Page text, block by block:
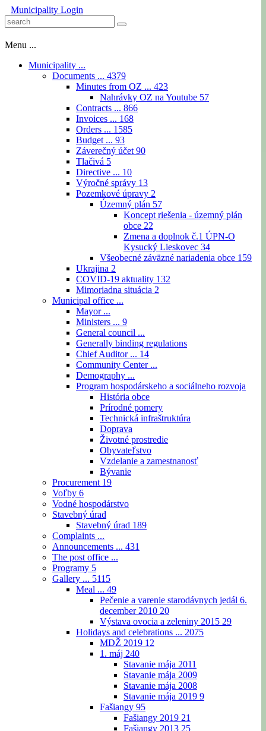
Municipality Login
Menu ...
Municipality ...
Documents ... 4379
Minutes from OZ ... 423
Nahrávky OZ na Youtube 57
Contracts ... 866
Invoices ... 168
Orders ... 1585
Budget ... 93
Záverečný účet 90
Tlačivá 5
Directive ... 10
Výročné správy 13
Pozemkové úpravy 2
Územný plán 57
Koncept riešenia - územný plán
obce 22
Zmena a doplnok č.1 ÚPN-O
Kysucký Lieskovec 34
Všeobecné záväzné nariadenia obce 159
Ukrajina 2
COVID-19 aktuality 132
Mimoriadna situácia 2
Municipal office ...
Mayor ...
Ministers ... 9
General council ...
Generally binding regulations
Chief Auditor ... 14
Community Center ...
Demography ...
Program hospodárskeho a sociálneho rozvoja
História obce
Prírodné pomery
Technická infraštruktúra
Doprava
Životné prostredie
Obyvateľstvo
Vzdelanie a zamestnanosť
Bývanie
Procurement 19
Voľby 6
Vodné hospodárstvo
Stavebný úrad
Stavebný úrad 189
Complaints ...
Announcements ... 431
The post office ...
Programy 5
Gallery ... 5115
Meal ... 49
Pečenie a varenie starodávnych jedál 6.
december 2010 20
Výstava ovocia a zeleniny 2015 29
Holidays and celebrations ... 2075
MDŽ 2019 12
1. máj 240
Stavanie mája 2011
Stavanie mája 2009
Stavanie mája 2008
Stavanie mája 2019 9
Fašiangy 95
Fašiangy 2019 21
Fašiangy 2013 25